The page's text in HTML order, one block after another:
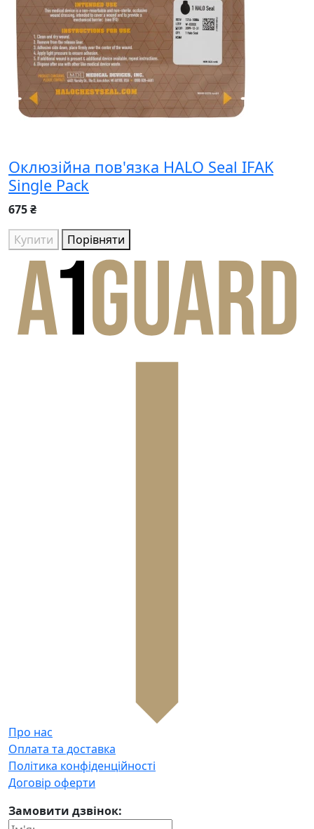
Оклюзійна пов'язка HALO Seal IFAK
Single Pack
675 ₴
Купити
Порівняти
Про нас
Оплата та доставка
Політика конфіденційності
Договір оферти
Замовити дзвінок: